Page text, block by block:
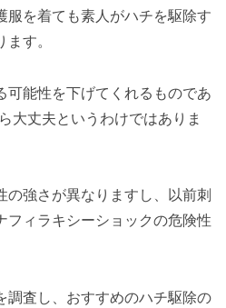
服を着ても素人がハチを駆除す
す。
可能性を下げてくれるものであ
大丈夫というわけではありま
の強さが異なりますし、以前刺
フィラキシーショックの危険性
調査し、おすすめのハチ駆除の